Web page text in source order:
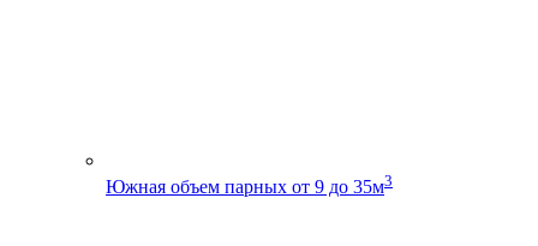
Южная объем парных от 9 до 35м3